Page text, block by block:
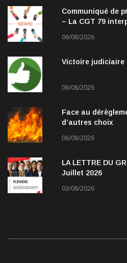
Communiqué de
– La CGT 79
06/08/2026
Victoire judiciaire
06/08/2026
Face au
d’autres choix
06/08/2026
LA LETTRE DU
Juillet 2026
03/08/2026